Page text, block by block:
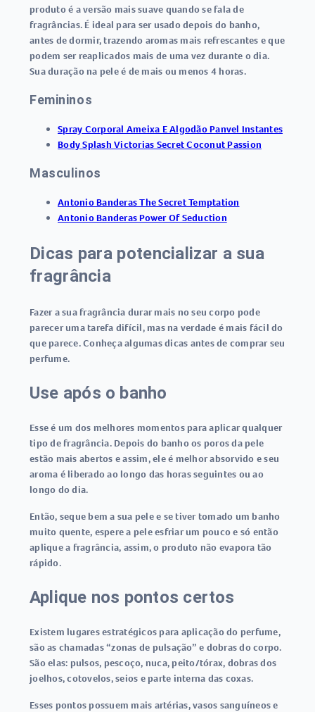
produto é a versão mais suave quando se fala de
fragrâncias. É ideal para ser usado depois do banho,
antes de dormir, trazendo aromas mais refrescantes e que
podem ser reaplicados mais de uma vez durante o dia.
Sua duração na pele é de mais ou menos 4 horas.
Femininos
Spray Corporal Ameixa E Algodão Panvel Instantes
Body Splash Victorias Secret Coconut Passion
Masculinos
Antonio Banderas The Secret Temptation
Antonio Banderas Power Of Seduction
Dicas para potencializar a sua
fragrância
Fazer a sua fragrância durar mais no seu corpo pode
parecer uma tarefa difícil, mas na verdade é mais fácil do
que parece. Conheça algumas dicas antes de comprar seu
perfume.
Use após o banho
Esse é um dos melhores momentos para aplicar qualquer
tipo de fragrância. Depois do banho os poros da pele
estão mais abertos e assim, ele é melhor absorvido e seu
aroma é liberado ao longo das horas seguintes ou ao
longo do dia.
Então, seque bem a sua pele e se tiver tomado um banho
muito quente, espere a pele esfriar um pouco e só então
aplique a fragrância, assim, o produto não evapora tão
rápido.
Aplique nos pontos certos
Existem lugares estratégicos para aplicação do perfume,
são as chamadas “zonas de pulsação” e dobras do corpo.
São elas: pulsos, pescoço, nuca, peito/tórax, dobras dos
joelhos, cotovelos, seios e parte interna das coxas.
Esses pontos possuem mais artérias, vasos sanguíneos e